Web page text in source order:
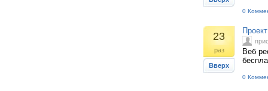
0
23
раз
Вверх
Веб
0